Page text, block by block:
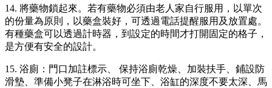
14. 將藥物鎖起來。若有藥物必須由老人家自行服用，以單次
的份量為原則，以藥盒裝好，可透過電話提醒服用及放置處。
有種藥盒可以透過計時器，到設定的時間才打開固定的格子，
是方便有安全的設計。
15. 浴廁：門口加註標示、 保持浴廁乾燥、加裝扶手、鋪設防
滑墊、準備小凳子在淋浴時可坐下、浴缸的深度不要太深、馬